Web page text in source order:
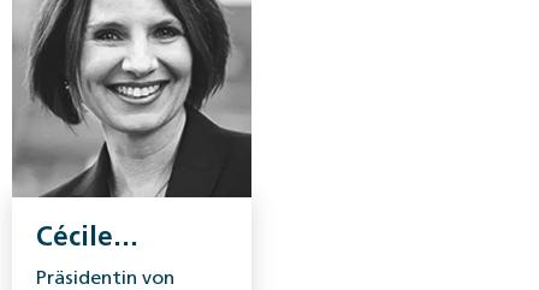
Cécile
Bachmann
Präsidentin von